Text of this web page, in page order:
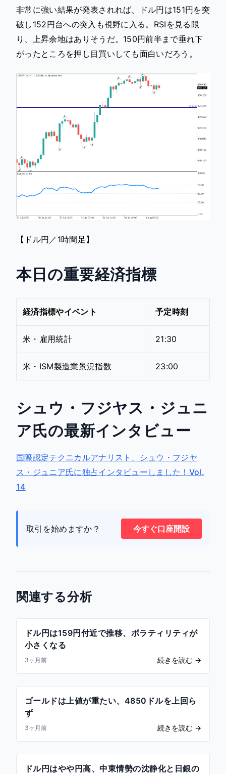
非常に強い結果が発表されれば、ドル円は151円を突
破し152円台への突入も視野に入る。RSIを見る限
り、上昇余地はありそうだ。150円前半まで垂れ下
がったところを押し目買いしても面白いだろう。
【ドル円／1時間足】
本日の重要経済指標
経済指標やイベント 予定時刻
米・雇用統計 21:30
米・ISM製造業景況指数 23:00
シュウ・フジヤス・ジュニ
ア氏の最新インタビュー
国際認定テクニカルアナリスト、シュウ・フジヤ
ス・ジュニア氏に独占インタビューしました！Vol.
14
取引を始めますか？ 今すぐ口座開設
関連する分析
ドル円は159円付近で推移、ボラティリティが
小さくなる
3ヶ月前 続きを読む →
ゴールドは上値が重たい、4850ドルを上回ら
ず
3ヶ月前 続きを読む →
ドル円はやや円高、中東情勢の沈静化と日銀の